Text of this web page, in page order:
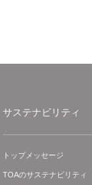
サステナビリティ
トップメッセージ
TOAのサステナビリティ